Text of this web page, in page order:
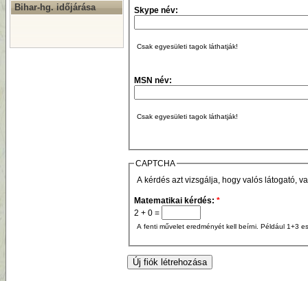
Bihar-hg. időjárása Skype név:
Csak egyesületi tagok láthatják!
MSN név:
Csak egyesületi tagok láthatják!
CAPTCHA
A kérdés azt vizsgálja, hogy valós látogató,
Matematikai kérdés: *
2 + 0 =
A fenti művelet eredményét kell beírni. Például 1+3